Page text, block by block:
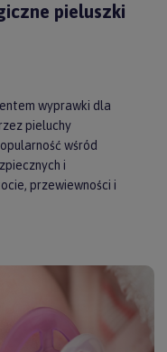
pieluszki
wyprawki dla
pieluchy
wśród
i
przewiewności i
też ekologiczne